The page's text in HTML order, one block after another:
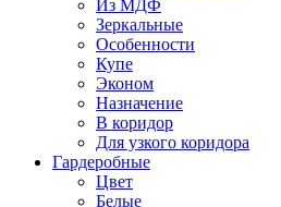
Из МДФ
Зеркальные
Особенности
Купе
Эконом
Назначение
В коридор
Для узкого коридора
Гардеробные
Цвет
Белые